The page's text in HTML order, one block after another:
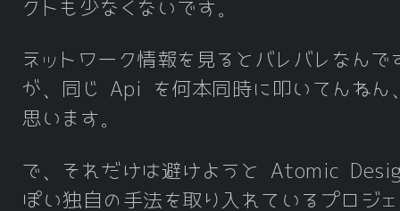
クトも少なくないです。
ネットワーク情報を見るとバレバレなんで
が、同じ Api を何本同時に叩いてんねん
思います。
で、それだけは避けようと Atomic
ぽい独自の手法を取り入れているプロジェ